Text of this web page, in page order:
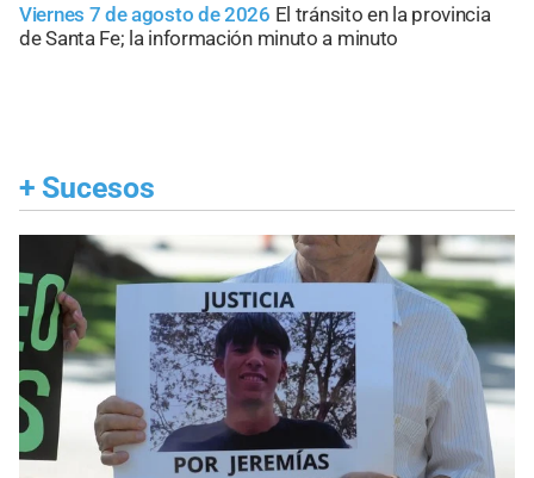
Viernes 7 de agosto de 2026 El tránsito en la provincia
de Santa Fe; la información minuto a minuto
+ Sucesos